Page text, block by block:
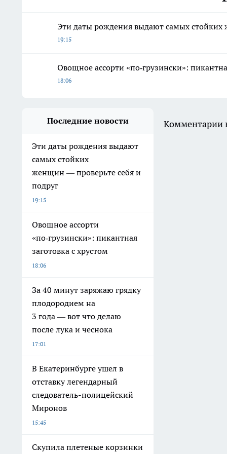
Эти даты рождения выдают самых
19:15
Овощное ассорти «по‑грузински»:
18:06
Последние новости
Эти даты рождения выдают
самых стойких
женщин — проверьте себя и
подруг
19:15
Овощное ассорти
«по‑грузински»: пикантная
заготовка с хрустом
18:06
За 40 минут заряжаю грядку
плодородием на
3 года — вот что делаю
после лука и чеснока
17:01
В Екатеринбурге ушел в
отставку легендарный
следователь-полицейский
Миронов
15:45
Скупила плетеные корзинки
Комментарии